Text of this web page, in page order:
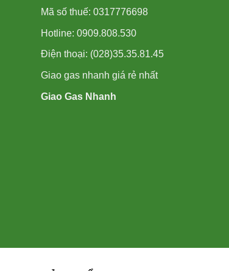
Mã số thuế: 0317776698
Hotline: 0909.808.530
Điện thoại: (028)35.35.81.45
Giao gas nhanh giá rẻ nhất
Giao Gas Nhanh